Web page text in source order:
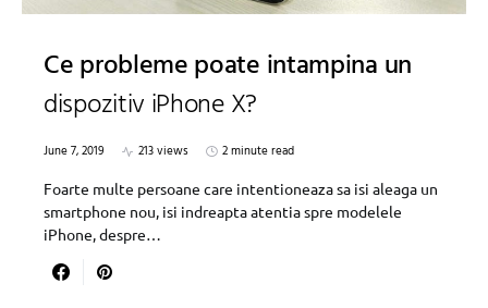
Ce probleme poate intampina un
dispozitiv iPhone X?
June 7, 2019 213 views
2 minute read
Foarte multe persoane care intentioneaza sa isi aleaga un
smartphone nou, isi indreapta atentia spre modelele
iPhone, despre…